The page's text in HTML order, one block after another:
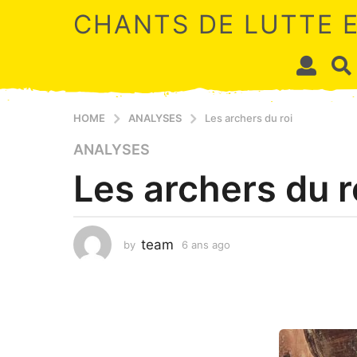
CHANTS DE LUTTE
HOME ANALYSES Les archers du roi
6
n
s
g
o
ANALYSES
Les archers du
by team 6 ans ago